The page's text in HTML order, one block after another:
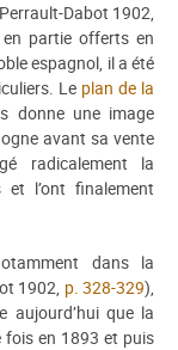
Dabot 1902,
partie offerts en
espagnol, il a été
Le plan de la
donne une image
avant sa vente
radicalement la
et l’ont finalement
dans la
1902, p. 328-329),
aujourd’hui que la
fois en 1893 et puis